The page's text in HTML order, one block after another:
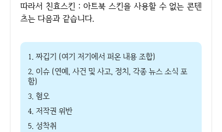
따라서 친효스킨 : 아트북 스킨을 사용할 수 없는 콘텐
츠는 다음과 같습니다.
1. 짜깁기 (여기 저기에서 퍼온 내용 조합)
2. 이슈 (연예, 사건 및 사고, 정치, 각종 뉴스 소식 포
함)
3. 혐오
4. 저작권 위반
5. 성착취